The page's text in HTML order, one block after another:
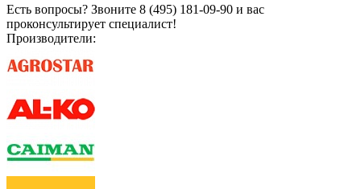
Есть вопросы? Звоните 8 (495) 181-09-90 и вас
проконсультирует специалист!
Производители: